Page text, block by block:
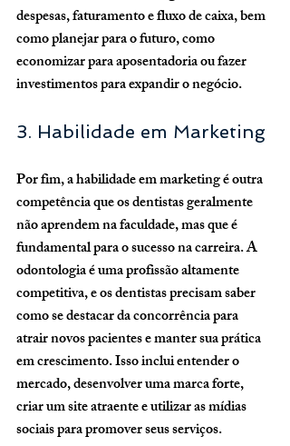
despesas, faturamento e fluxo de caixa, bem
como planejar para o futuro, como
economizar para aposentadoria ou fazer
investimentos para expandir o negócio.
3. Habilidade em Marketing
Por fim, a habilidade em marketing é outra
competência que os dentistas geralmente
não aprendem na faculdade, mas que é
fundamental para o sucesso na carreira. A
odontologia é uma profissão altamente
competitiva, e os dentistas precisam saber
como se destacar da concorrência para
atrair novos pacientes e manter sua prática
em crescimento. Isso inclui entender o
mercado, desenvolver uma marca forte,
criar um site atraente e utilizar as mídias
sociais para promover seus serviços.